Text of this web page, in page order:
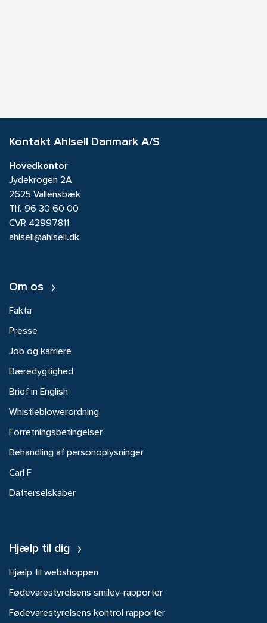
Kontakt Ahlsell Danmark A/S
Hovedkontor
Jydekrogen 2A
2625 Vallensbæk
Tlf. 96 30 60 00
CVR 42997811
ahlsell@ahlsell.dk
Om os
Fakta
Presse
Job og karriere
Bæredygtighed
Brief in English
Whistleblowerordning
Forretningsbetingelser
Behandling af personoplysninger
Carl F
Datterselskaber
Hjælp til dig
Hjælp til webshoppen
Fødevarestyrelsens smiley-rapporter
Fødevarestyrelsens kontrol rapporter